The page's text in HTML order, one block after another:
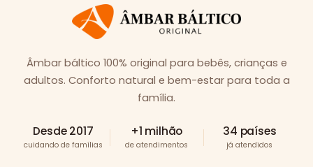
Âmbar báltico 100% original para bebês, crianças e
adultos. Conforto natural e bem-estar para toda a
família.
Desde 2017
cuidando de famílias
+1 milhão
de atendimentos
34 países
já atendidos